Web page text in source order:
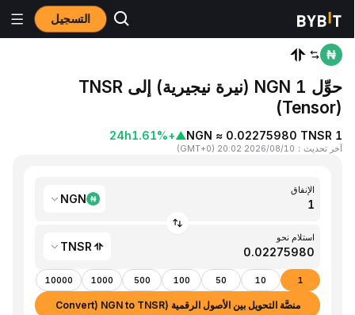
التسجيل المنزٍل NGN to TNSR
حوِّل 1 NGN (نيرة نيجيرية) إلى TNSR
(Tensor)
1 NGN ≈ 0.02275980 TNSR
▲
+1.61%
24h
آخر تحديث：
2026/08/10 20:02
(
GMT+0
)
الإنفاق
NGN
استلام نحو
TNSR
1
10
50
100
500
1000
10000
منصَّة التحويل بين الأصول الرقمية (Convert) NGN to TNSR